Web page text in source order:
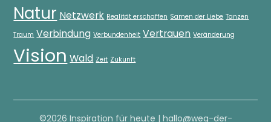
Natur Netzwerk Realität erschaffen Samen der Liebe Tanzen
Traum Verbindung Verbundenheit Vertrauen Veränderung
Vision Wald Zeit Zukunft
©2026 Inspiration für heute | hallo@weg-der-